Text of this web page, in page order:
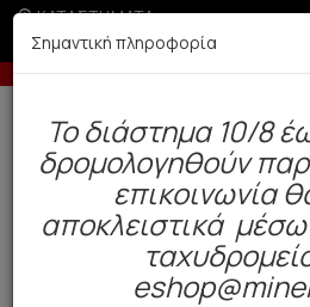
ΚΑΤΑΣΤΗΜΑΤΑ
6 άτοκες δόσεις με πιστωτική άνω των 100€
Δωρεάν αποστολή άνω των 49€.
Παιδί Teen Teen Bottoms
Σημαντική πληροφορία
To διάστημα 10/8
δρομολογηθούν
επικοινωνία
αποκλειστικά